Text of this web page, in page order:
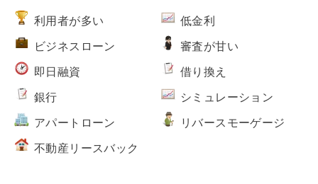
利用者が多い 低金利
ビジネスローン 審査が甘い
即日融資 借り換え
銀行 シミュレーション
アパートローン リバースモーゲージ
不動産リースバック